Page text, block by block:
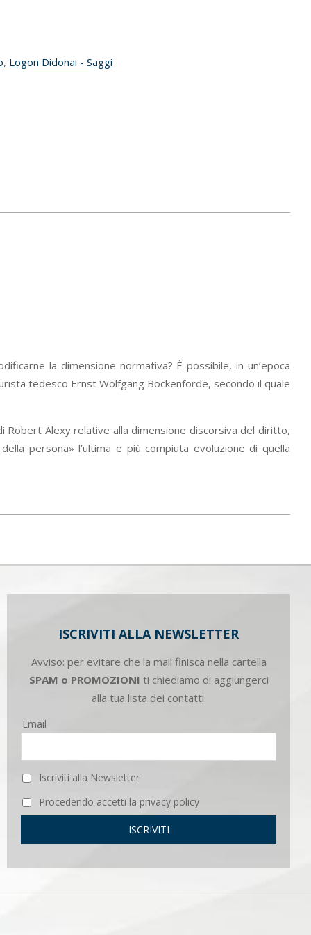
, Logon Didonai - Saggi
la dimensione normativa? È possibile, in un’epoca
tedesco Ernst Wolfgang Böckenförde, secondo il quale
Robert Alexy relative alla dimensione discorsiva del diritto,
persona» l’ultima e più compiuta evoluzione di quella
ISCRIVITI ALLA NEWSLETTER
Avviso: per evitare che la mail finisca nella cartella
SPAM o PROMOZIONI ti chiediamo di aggiungerci
alla tua lista dei contatti.
Email
Iscriviti alla Newsletter
Procedendo accetti la privacy policy